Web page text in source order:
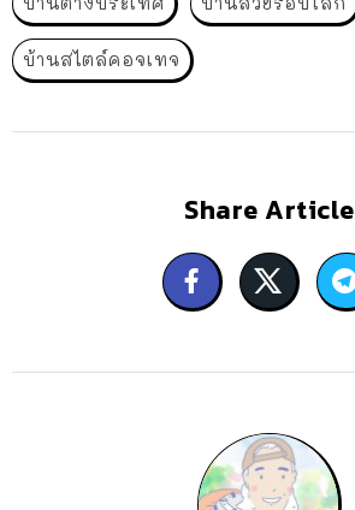
บ้านสไตล์คอจเทจ
Share Article